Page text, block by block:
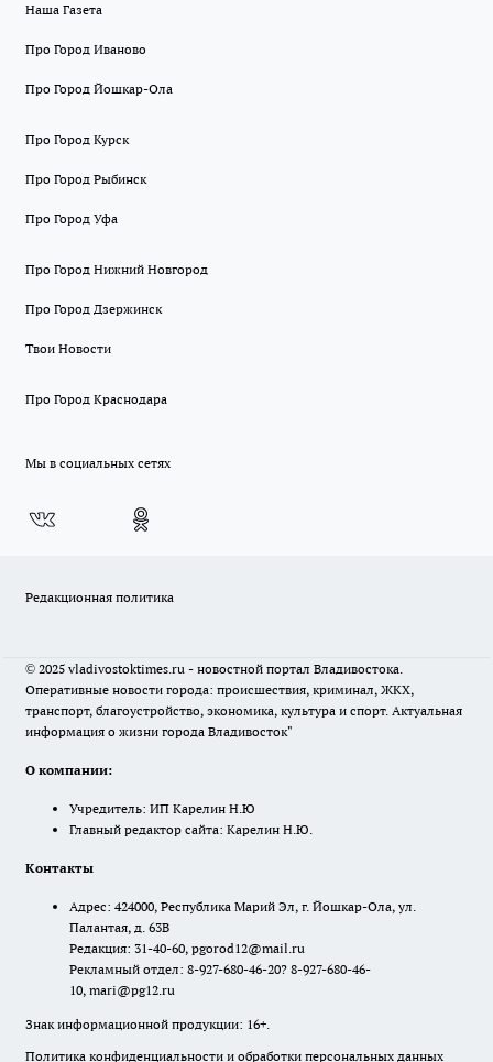
Наша Газета
Про Город Иваново
Про Город Йошкар-Ола
Про Город Курск
Про Город Рыбинск
Про Город Уфа
Про Город Нижний Новгород
Про Город Дзержинск
Твои Новости
Про Город Краснодара
Мы в социальных сетях
Редакционная политика
© 2025 vladivostoktimes.ru - новостной портал Владивостока.
Оперативные новости города: происшествия, криминал, ЖКХ,
транспорт, благоустройство, экономика, культура и спорт. Актуальная
информация о жизни города Владивосток"
О компании:
Учредитель: ИП Карелин Н.Ю
Главный редактор сайта: Карелин Н.Ю.
Контакты
Адрес: 424000, Республика Марий Эл, г. Йошкар-Ола, ул.
Палантая, д. 63В
Редакция: 31-40-60, pgorod12@mail.ru
Рекламный отдел: 8-927-680-46-20? 8-927-680-46-
10, mari@pg12.ru
Знак информационной продукции: 16+.
Политика конфиденциальности и обработки персональных данных